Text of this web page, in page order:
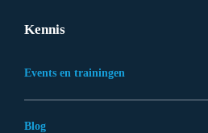
Kennis
Events en trainingen
Blog